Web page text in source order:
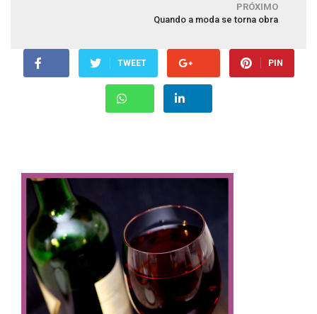
PRÓXIMO
Quando a moda se torna obra
TWEET PIN